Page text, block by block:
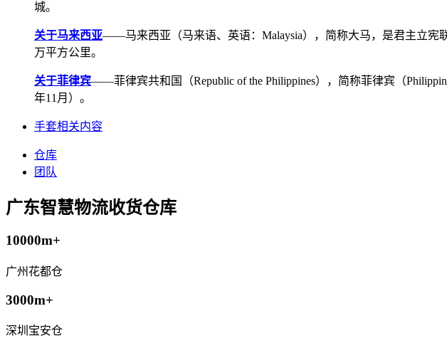
城。
关于马来西亚——马来西亚（马来语、英语：Malaysia），简称大马，是君主立宪
万平方公里。
关于菲律宾——菲律宾共和国（Republic of the Philippines），简称菲律宾（
年11月）。
手套相关内容
仓库
团队
广东智慧物流收货仓库
10000m+
广州花都仓
3000m+
深圳宝安仓